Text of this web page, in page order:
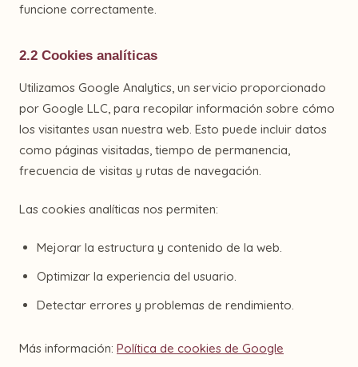
funcione correctamente.
2.2 Cookies analíticas
Utilizamos Google Analytics, un servicio proporcionado
por Google LLC, para recopilar información sobre cómo
los visitantes usan nuestra web. Esto puede incluir datos
como páginas visitadas, tiempo de permanencia,
frecuencia de visitas y rutas de navegación.
Las cookies analíticas nos permiten:
Mejorar la estructura y contenido de la web.
Optimizar la experiencia del usuario.
Detectar errores y problemas de rendimiento.
Más información: Política de cookies de Google